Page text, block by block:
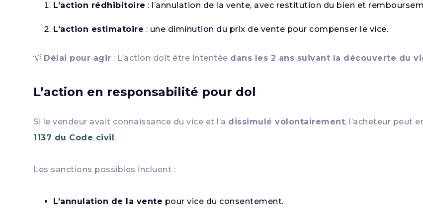
L’action rédhibitoire : l’annulation de la vente, avec restitution du bien et
L’action estimatoire : une diminution du prix de vente pour compenser le vice.
💡 Délai pour agir : L’action doit être intentée dans les 2 ans suivant la découverte du
L’action en responsabilité pour dol
Si le vendeur avait connaissance du vice et l’a dissimulé volontairement, l’acheteur peut
1137 du Code civil.
Les sanctions possibles incluent :
L’annulation de la vente pour vice du consentement.